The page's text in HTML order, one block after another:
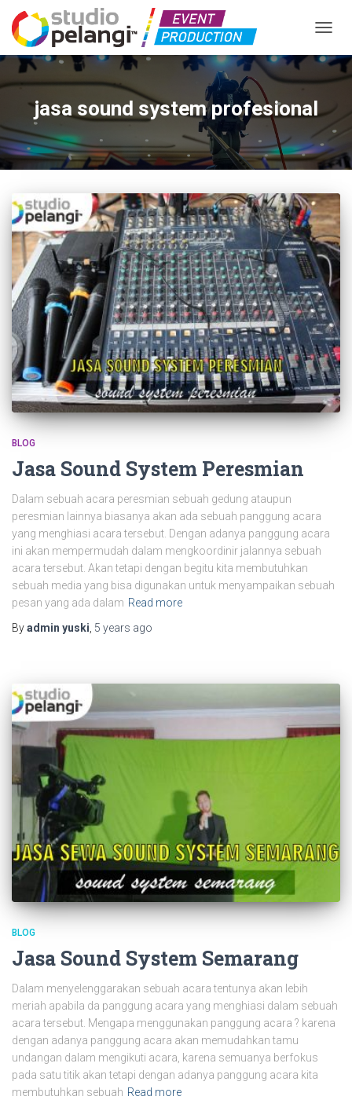
jasa sound system profesional
BLOG
Jasa Sound System Peresmian
Dalam sebuah acara peresmian sebuah gedung ataupun
peresmian lainnya biasanya akan ada sebuah panggung acara
yang menghiasi acara tersebut. Dengan adanya panggung acara
ini akan mempermudah dalam mengkoordinir jalannya sebuah
acara tersebut. Akan tetapi dengan begitu kita membutuhkan
sebuah media yang bisa digunakan untuk menyampaikan sebuah
pesan yang ada dalam Read more
Byadmin yuski 5 years ago
BLOG
Jasa Sound System Semarang
Dalam menyelenggarakan sebuah acara tentunya akan lebih
meriah apabila da panggung acara yang menghiasi dalam sebuah
acara tersebut. Mengapa menggunakan panggung acara ? karena
dengan adanya panggung acara akan memudahkan tamu
undangan dalam mengikuti acara, karena semuanya berfokus
pada satu titik akan tetapi dengan adanya panggung acara kita
membutuhkan sebuah Read more